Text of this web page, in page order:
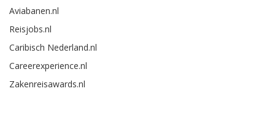
Aviabanen.nl
Reisjobs.nl
Caribisch Nederland.nl
Careerexperience.nl
Zakenreisawards.nl